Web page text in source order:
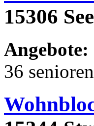
15306
Angebote:
36